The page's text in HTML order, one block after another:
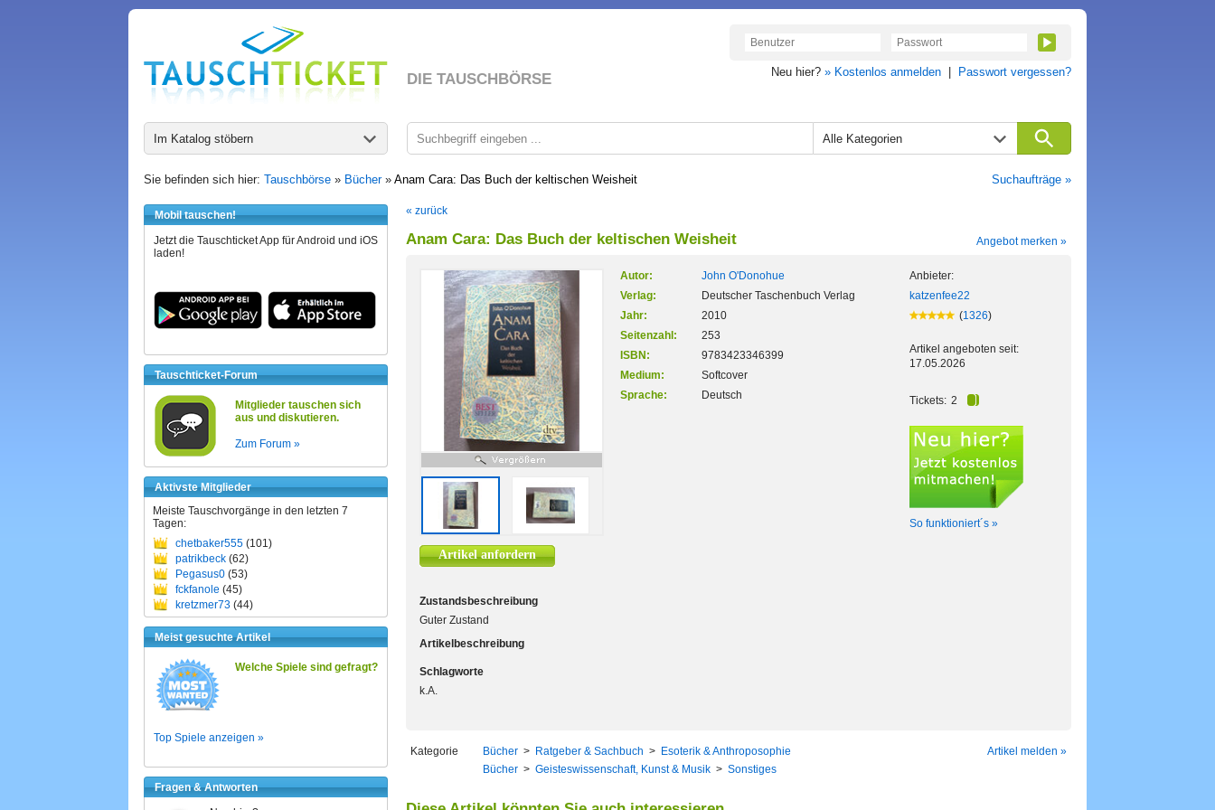
DIE TAUSCHBÖRSE Neu hier? » Kostenlos anmelden Passwort vergessen?
Im Katalog stöbern Alle Kategorien
Sie befinden sich hier: Tauschbörse » Bücher» Anam Cara: Das Buch der keltischen Weisheit Suchaufträge »
Mobil tauschen!
Jetzt die Tauschticket App für Android und iOS
laden!
Tauschticket-Forum
Mitglieder tauschen sich
aus und diskutieren.
Zum Forum »
Aktivste Mitglieder
Meiste Tauschvorgänge in den letzten 7
Tagen:
chetbaker555 (101)
patrikbeck (62)
Pegasus0 (53)
fckfanole (45)
kretzmer73 (44)
Meist gesuchte Artikel
Welche Spiele sind gefragt?
Top Spiele anzeigen »
Fragen & Antworten
« zurück
Anam Cara: Das Buch der keltischen Weisheit Angebot merken »
Artikel anfordern
Autor:
John O'Donohue
Verlag:
Deutscher Taschenbuch Verlag
Jahr:
2010
Seitenzahl:
253
ISBN:
9783423346399
Medium:
Softcover
Sprache:
Deutsch
Anbieter:
katzenfee22
(1326)
Artikel angeboten seit:
17.05.2026
Tickets: 2
So funktioniert´s »
Zustandsbeschreibung
Guter Zustand
Artikelbeschreibung
Schlagworte
k.A.
Kategorie Bücher > Ratgeber & Sachbuch > Esoterik & Anthroposophie
Bücher > Geisteswissenschaft, Kunst & Musik > Sonstiges
Artikel melden »